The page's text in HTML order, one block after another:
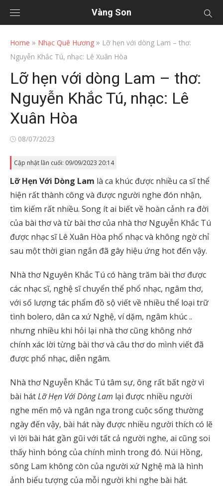
Vàng Son
Home » Nhạc Quê Hương » Lỡ hẹn với dòng Lam – thơ:
Nguyễn Khắc Tú, nhạc: Lê Xuân Hòa
Lỡ hẹn với dòng Lam – thơ:
Nguyễn Khắc Tú, nhạc: Lê
Xuân Hòa
Posted
08/07/2023
Cập nhật lần cuối: 09/09/2023 20:14
Lỡ Hẹn Với Dòng Lam là ca khúc được nhiều ca sĩ thể
hiện rất thành công và được người nghe đón nhận,
tìm kiếm rất nhiều. Song ít ai biết về hoàn cảnh ra đời
của bài thơ và từ bài thơ của nhà thơ Nguyễn Khắc Tú
được nhạc sĩ Lê Xuân Hòa phổ nhạc và không ngờ chỉ
sau một thời gian ngắn đã gây hiệu ứng hot đến vậy.
Nhà thơ Nguyên Khắc Tú có hàng trăm bài thơ được
các nhạc sĩ, nghệ sĩ chuyển thể phổ nhạc, ngâm thơ,
với số lượng tác phẩm đồ sộ viết về nhiều thể loại trữ
tình bolero, dân ca xứ Nghệ, ví dặm, ngâm khúc ..
nhưng nhiều khi hỏi lại nhà thơ cũng không nhớ
chính xác lời từng bài thơ và câu thơ do mình viết đã
được phổ nhạc, diễn ngâm.
Nhà thơ Nguyễn Khắc Tú tâm sự, ông rất bất ngờ vì
bài hátLỡ Hẹn Với Dòng Lam lại được nhiều người
nghe mến mộ và ngân nga trong cuộc sống thường
ngày đến vậy, bài hát này được nhiều người thích có lẽ
vì lời bài hát gần gũi với tất cả người nghe, ai cũng soi
thấy hình bóng của chính mình trong đó. Núi Hồng,
sông Lam không còn của người xứ Nghệ mà là hình
ảnh biểu tượng của mỗi người khi nghe bài hát.